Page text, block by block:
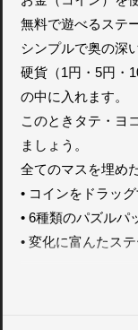
無料で遊べるステ
シンプルで奥の深
硬貨（1円・5円・
の中に入れます。
このときタテ・ヨ
ましょう。
全てのマスを埋め
• コインをドラッ
• 6種類のパズルパ
• 変化に富んたス
• Google Playの